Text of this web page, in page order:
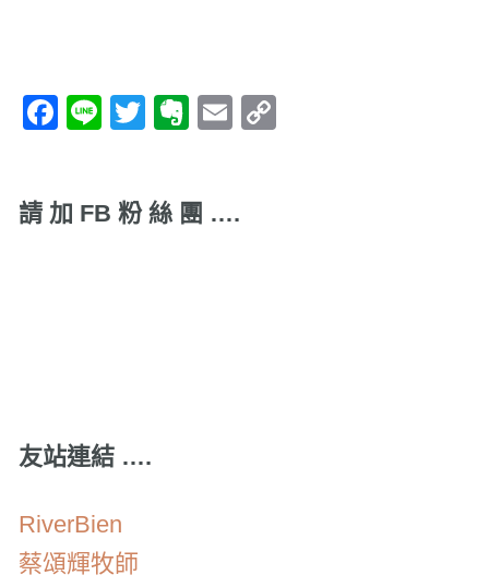
Facebook
LineTwitterEvernote
Email
請 加 FB 粉 絲 團 ….
友站連結 ….
RiverBien
蔡頌輝牧師